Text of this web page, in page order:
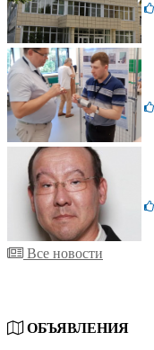
Все новости
ОБЪЯВЛЕНИЯ